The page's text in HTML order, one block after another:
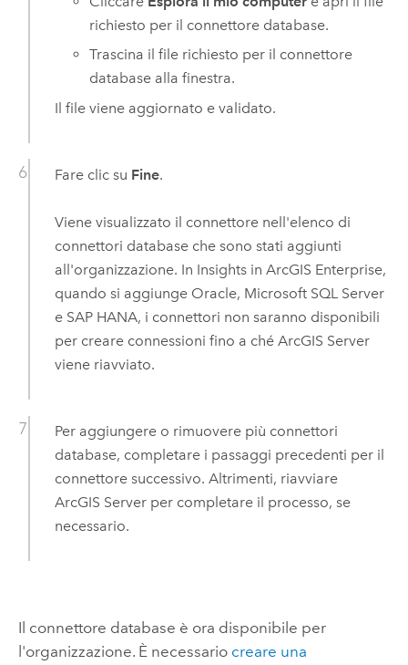
richiesto per il connettore database.
Trascina il file richiesto per il connettore
database alla finestra.
Il file viene aggiornato e validato.
Fare clic su Fine.
Viene visualizzato il connettore nell'elenco di
connettori database che sono stati aggiunti
all'organizzazione. In Insights in ArcGIS Enterprise,
quando si aggiunge Oracle, Microsoft SQL Server
e SAP HANA, i connettori non saranno disponibili
per creare connessioni fino a ché ArcGIS Server
viene riavviato.
Per aggiungere o rimuovere più connettori
database, completare i passaggi precedenti per il
connettore successivo. Altrimenti, riavviare
ArcGIS Serverper completare il processo, se
necessario.
Il connettore database è ora disponibile per
l'organizzazione. È necessario creare una